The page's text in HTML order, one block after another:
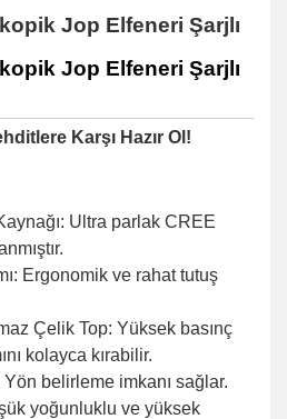
Jop Elfeneri Şarjlı
Jop Elfeneri Şarjlı
Karşı Hazır Ol!
Ultra parlak CREE
Ergonomik ve rahat tutuş
Çelik Top: Yüksek basınç
kolayca kırabilir.
belirleme imkanı sağlar.
yoğunluklu ve yüksek